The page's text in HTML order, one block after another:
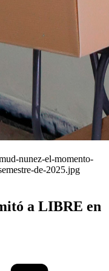
nunez-el-momento-
de-2025.jpg
a LIBRE en